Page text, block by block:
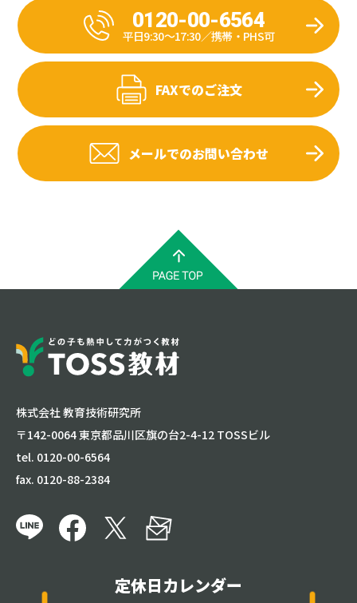
0120-00-6564
平日9:30〜17:30／携帯・PHS可
FAXでのご注文
メールでのお問い合わせ
株式会社 教育技術研究所
〒142-0064 東京都品川区旗の台2-4-12 TOSSビル
tel. 0120-00-6564
fax. 0120-88-2384
定休日カレンダー